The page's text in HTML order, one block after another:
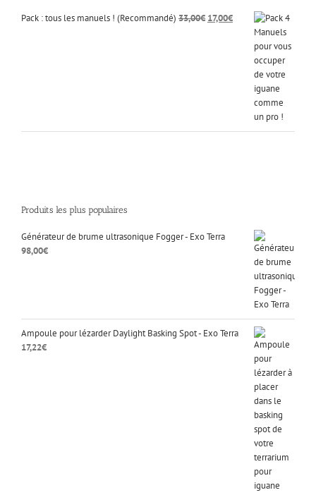
Pack : tous les manuels ! (Recommandé) 33,00€ Le
17,00€Le
actuel
17,00€.
Produits les plus populaires
Générateur de brume ultrasonique Fogger - Exo Terra
98,00€
Ampoule pour lézarder Daylight Basking Spot - Exo Terra
17,22€